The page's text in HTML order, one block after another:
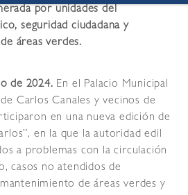
por unidades del
seguridad ciudadana y
áreas verdes.
de 2024. En el Palacio Municipal
Carlos Canales y vecinos de
en una nueva edición de
en la que la autoridad edil
a problemas con la circulación
casos no atendidos de
de áreas verdes y